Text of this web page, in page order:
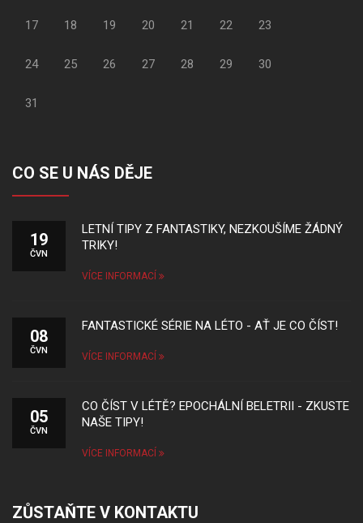
17 18 19 20 21 22 23
24 25 26 27 28 29 30
31
CO SE U NÁS DĚJE
19
ČVN
LETNÍ TIPY Z FANTASTIKY, NEZKOUŠÍME ŽÁDNÝ
TRIKY!
VÍCE INFORMACÍ
08
ČVN
FANTASTICKÉ SÉRIE NA LÉTO - AŤ JE CO ČÍST!
VÍCE INFORMACÍ
05
ČVN
CO ČÍST V LÉTĚ? EPOCHÁLNÍ BELETRII - ZKUSTE
NAŠE TIPY!
VÍCE INFORMACÍ
ZŮSTAŇTE V KONTAKTU